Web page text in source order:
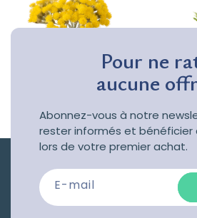
Pour ne
aucune
Abonnez-vous à notre
rester informés et bénéficier
lors de votre premier achat.
E-mail